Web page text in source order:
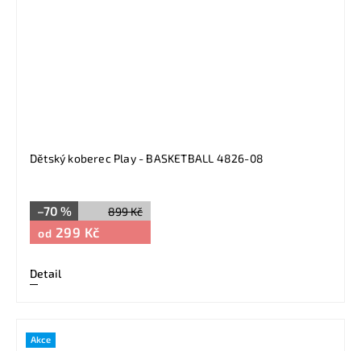
Dětský koberec Play - BASKETBALL 4826-08
899 Kč
–70 %
od 299 Kč
Detail
Akce